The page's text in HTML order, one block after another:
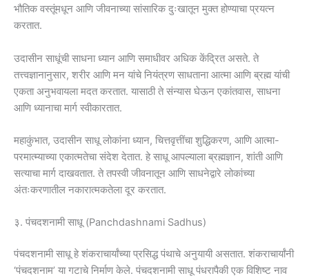
भौतिक वस्तूंमधून आणि जीवनाच्या सांसारिक दुःखातून मुक्त होण्याचा प्रयत्न
करतात.
उदासीन साधूंची साधना ध्यान आणि समाधीवर अधिक केंद्रित असते. ते
तत्त्वज्ञानानुसार, शरीर आणि मन यांचे नियंत्रण साधताना आत्मा आणि ब्रह्म यांची
एकता अनुभवायला मदत करतात. यासाठी ते संन्यास घेऊन एकांतवास, साधना
आणि ध्यानाचा मार्ग स्वीकारतात.
महाकुंभात, उदासीन साधू लोकांना ध्यान, चित्तवृत्तींचा शुद्धिकरण, आणि आत्मा-
परमात्म्याच्या एकात्मतेचा संदेश देतात. हे साधू आपल्याला ब्रह्मज्ञान, शांती आणि
सत्याचा मार्ग दाखवतात. ते तपस्वी जीवनातून आणि साधनेद्वारे लोकांच्या
अंतःकरणातील नकारात्मकतेला दूर करतात.
३. पंचदशनामी साधू (Panchdashnami Sadhus)
पंचदशनामी साधू हे शंकराचार्यांच्या प्रसिद्ध पंथाचे अनुयायी असतात. शंकराचार्यांनी
‘पंचदशनाम’ या गटाचे निर्माण केले. पंचदशनामी साधू पंधरापैकी एक विशिष्ट नाव